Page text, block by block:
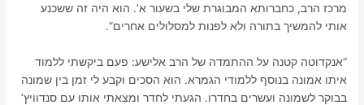
מרכז הרב, כחברותא המבוגרת שלי בשעור א’. הוא היה זה ששכנע
אותי להמשיך בתורה ולא לפנות למסלולים אחרים”.
“אנקדוטה קטנה על ההתמדה של הרב אלישע: פעם ביקשתי ללמוד
איתו אמונה בנוסף ללמודי הגמרא. הוא הסכים וקבע לי זמן בין שמונה
בבוקר לשמונה ועשרים בחדרו. הגעתי לחדר ומצאתי אותו עם סנדוויץ’